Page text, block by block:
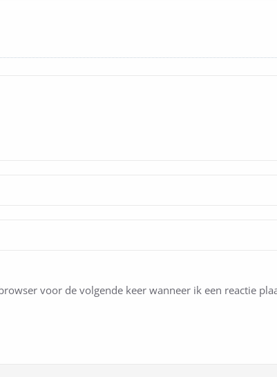
voor de volgende keer wanneer ik een reactie